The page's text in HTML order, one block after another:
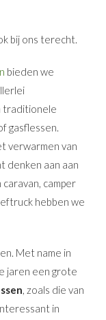
bij ons terecht.
bieden we
traditionele
gasflessen.
verwarmen van
denken aan aan
camper
hebben we
Met name in
jaren een grote
, zoals die van
in